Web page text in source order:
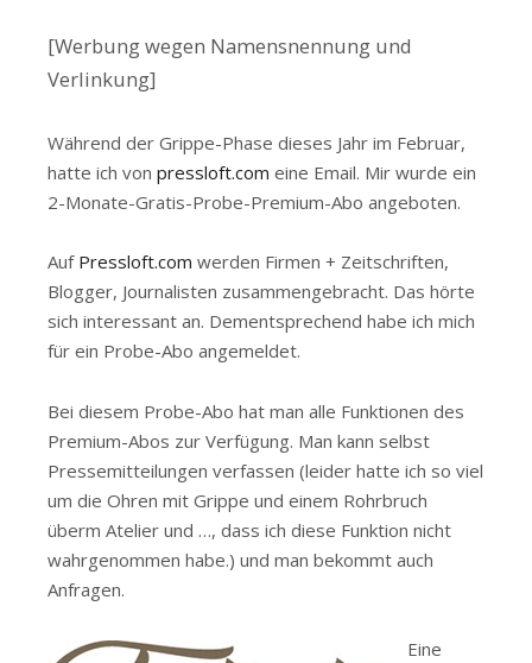
[Werbung wegen Namensnennung und
Verlinkung]
Während der Grippe-Phase dieses Jahr im Februar,
hatte ich von pressloft.com eine Email. Mir wurde ein
2-Monate-Gratis-Probe-Premium-Abo angeboten.
Auf Pressloft.com werden Firmen + Zeitschriften,
Blogger, Journalisten zusammengebracht. Das hörte
sich interessant an. Dementsprechend habe ich mich
für ein Probe-Abo angemeldet.
Bei diesem Probe-Abo hat man alle Funktionen des
Premium-Abos zur Verfügung. Man kann selbst
Pressemitteilungen verfassen (leider hatte ich so viel
um die Ohren mit Grippe und einem Rohrbruch
überm Atelier und …, dass ich diese Funktion nicht
wahrgenommen habe.) und man bekommt auch
Anfragen.
Eine